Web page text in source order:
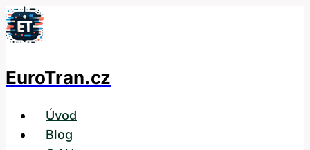
Přeskočit
na
EuroTran.cz
Úvod
Blog